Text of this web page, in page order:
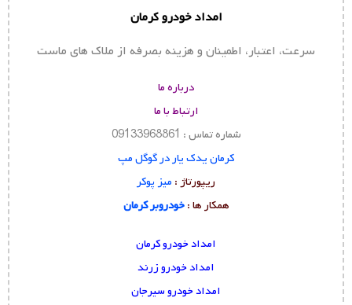
امداد خودرو کرمان
سرعت، اعتبار، اطمینان و هزینه بصرفه از ملاک های ماست
درباره ما
ارتباط با ما
شماره تماس : 09133968861
کرمان یدک یار در گوگل مپ
ریپورتاژ : میز پوکر
همکار ها :خودروبر کرمان
امداد خودرو کرمان
امداد خودرو زرند
امداد خودرو سیرجان